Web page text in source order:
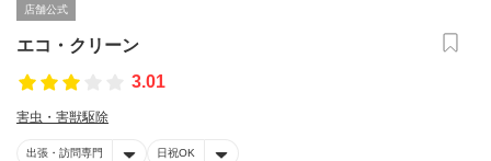
店舗公式
エコ・クリーン
3.01
害虫・害獣駆除
出張・訪問専門 日祝OK